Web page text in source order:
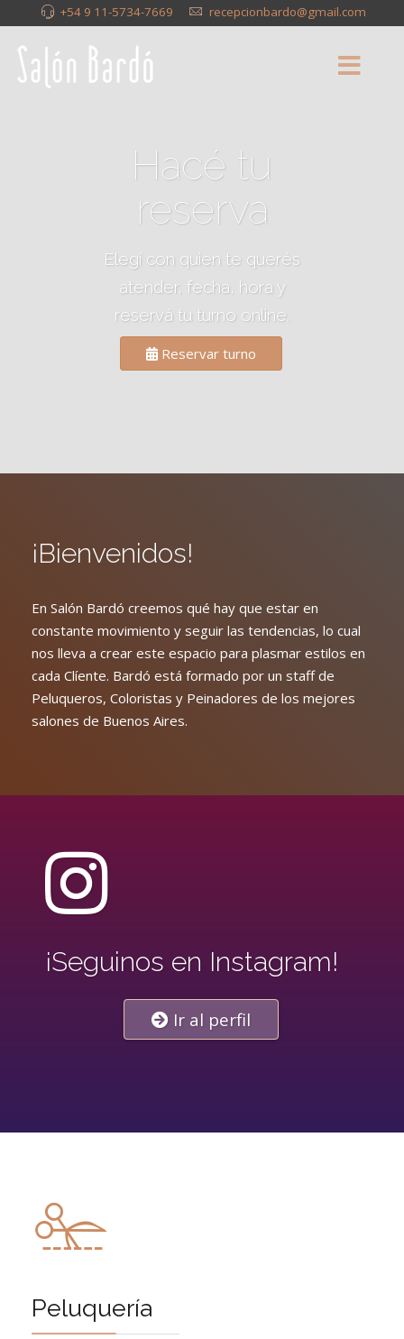
+54 9 11-5734-7669 recepcionbardo@gmail.com
Hacé tu
reserva
Elegí con quien te querés
atender, fecha, hora y
reservá tu turno online.
Reservar turno
¡Bienvenidos!
En Salón Bardó creemos qué hay que estar en
constante movimiento y seguir las tendencias, lo cual
nos lleva a crear este espacio para plasmar estilos en
cada Clíente. Bardó está formado por un staff de
Peluqueros, Coloristas y Peinadores de los mejores
salones de Buenos Aires.
¡Seguinos en Instagram!
Ir al perfil
Peluquería